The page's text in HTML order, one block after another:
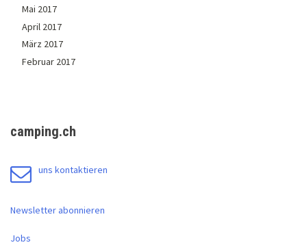
Mai 2017
April 2017
März 2017
Februar 2017
camping.ch
uns kontaktieren
Newsletter abonnieren
Jobs